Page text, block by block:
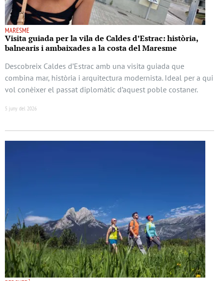
MARESME
Visita guiada per la vila de Caldes d’Estrac: història,
balnearis i ambaixades a la costa del Maresme
Descobreix Caldes d’Estrac amb una visita guiada que
combina mar, història i arquitectura modernista. Ideal per a qui
vol conèixer el passat diplomàtic d’aquest poble costaner.
5 juny del 2026